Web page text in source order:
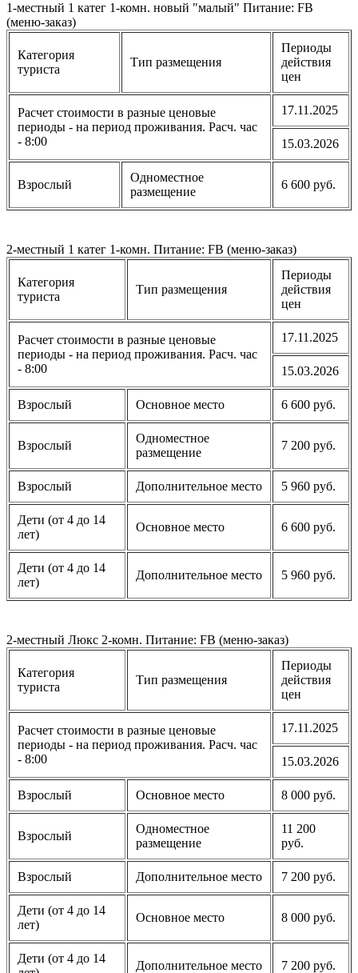
1-местный 1 катег 1-комн. новый "малый" Питание: FB
(меню-заказ)
Категория
туриста
Тип размещения
Периоды
действия
цен
Расчет стоимости в разные ценовые
периоды - на период проживания. Расч. час
- 8:00
17.11.2025
15.03.2026
Взрослый
Одноместное
размещение
6 600 руб.
2-местный 1 катег 1-комн. Питание: FB (меню-заказ)
Категория
туриста
Тип размещения
Периоды
действия
цен
Расчет стоимости в разные ценовые
периоды - на период проживания. Расч. час
- 8:00
17.11.2025
15.03.2026
Взрослый Основное место 6 600 руб.
Взрослый
Одноместное
размещение
7 200 руб.
Взрослый Дополнительное место 5 960 руб.
Дети (от 4 до 14
лет)
Основное место 6 600 руб.
Дети (от 4 до 14
лет)
Дополнительное место 5 960 руб.
2-местный Люкс 2-комн. Питание: FB (меню-заказ)
Категория
туриста
Тип размещения
Периоды
действия
цен
Расчет стоимости в разные ценовые
периоды - на период проживания. Расч. час
- 8:00
17.11.2025
15.03.2026
Взрослый Основное место 8 000 руб.
Взрослый
Одноместное
размещение
11 200
руб.
Взрослый Дополнительное место 7 200 руб.
Дети (от 4 до 14
лет)
Основное место 8 000 руб.
Дети (от 4 до 14
Дополнительное место 7 200 руб.